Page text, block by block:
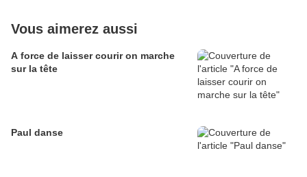
Vous aimerez aussi
A force de laisser courir on marche
sur la tête
Paul danse